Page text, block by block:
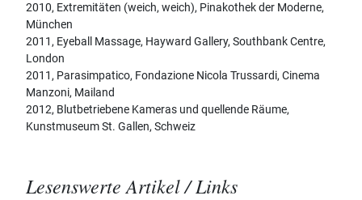
2010, Extremitäten (weich, weich), Pinakothek der Moderne,
München
2011, Eyeball Massage, Hayward Gallery, Southbank Centre,
London
2011, Parasimpatico, Fondazione Nicola Trussardi, Cinema
Manzoni, Mailand
2012, Blutbetriebene Kameras und quellende Räume,
Kunstmuseum St. Gallen, Schweiz
Lesenswerte Artikel / Links